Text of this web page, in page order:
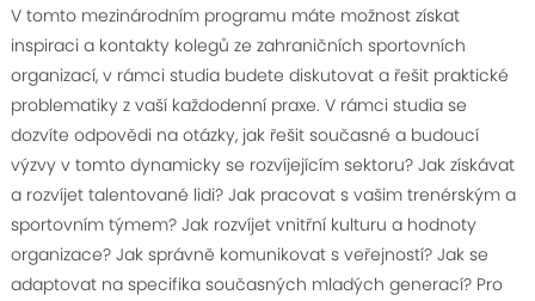
V tomto mezinárodním programu máte možnost získat
inspiraci a kontakty kolegů ze zahraničních sportovních
organizací, v rámci studia budete diskutovat a řešit praktické
problematiky z vaší každodenní praxe. V rámci studia se
dozvíte odpovědi na otázky, jak řešit současné a budoucí
výzvy v tomto dynamicky se rozvíjejícím sektoru? Jak získávat
a rozvíjet talentované lidi? Jak pracovat s vašim trenérským a
sportovním týmem? Jak rozvíjet vnitřní kulturu a hodnoty
organizace? Jak správně komunikovat s veřejností? Jak se
adaptovat na specifika současných mladých generací? Pro